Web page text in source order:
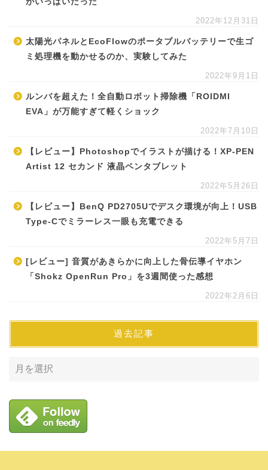
2022年12月31日
太陽光パネルとEcoFlowのポータブルバッテリーで生ゴ
ミ処理機を動かせるのか、実験してみた
2022年9月1日
ルンバを超えた！全自動ロボット掃除機「ROIDMI
EVA」が万能すぎて軽くショック
2022年7月10日
【レビュー】Photoshopでイラストが描ける！XP-PEN
Artist 12 セカンド 液晶ペンタブレット
2022年5月26日
【レビュー】BenQ PD2705Uでデスク環境が向上！USB
Type-Cでミラーレス一眼も充電できる
2022年5月7日
[レビュー] 音質があきらかに向上した骨伝導イヤホン
「Shokz OpenRun Pro」を3週間使った感想
2022年2月6日
過去記事